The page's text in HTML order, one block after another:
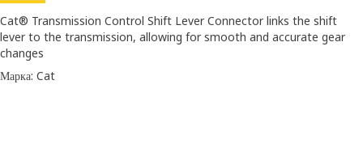
Cat® Transmission Control Shift Lever Connector links the shift
lever to the transmission, allowing for smooth and accurate gear
changes
Марка: Cat